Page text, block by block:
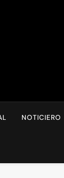
NOTICIERO